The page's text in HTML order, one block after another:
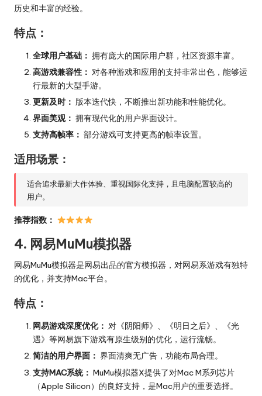
历史和丰富的经验。
特点：
全球用户基础： 拥有庞大的国际用户群，社区资源丰富。
高游戏兼容性： 对各种游戏和应用的支持非常出色，能够运
行最新的大型手游。
更新及时： 版本迭代快，不断推出新功能和性能优化。
界面美观： 拥有现代化的用户界面设计。
支持高帧率： 部分游戏可支持更高的帧率设置。
适用场景：
适合追求最新大作体验、重视国际化支持，且电脑配置较高的
用户。
推荐指数：
4. 网易MuMu模拟器
网易MuMu模拟器是网易出品的官方模拟器，对网易系游戏有独特
的优化，并支持Mac平台。
特点：
网易游戏深度优化： 对《阴阳师》、《明日之后》、《光
遇》等网易旗下游戏有原生级别的优化，运行流畅。
简洁的用户界面： 界面清爽无广告，功能布局合理。
支持MAC系统： MuMu模拟器X提供了对Mac M系列芯片
（Apple Silicon）的良好支持，是Mac用户的重要选择。